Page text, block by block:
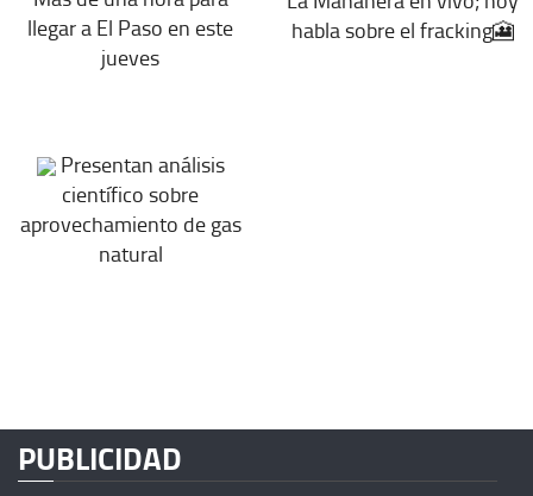
llegar a El Paso en este
jueves
habla sobre el fracking🎦
Presentan análisis
científico sobre
aprovechamiento de gas
natural
PUBLICIDAD